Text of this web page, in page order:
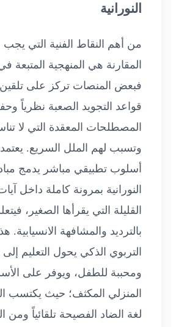
النورانية
من أهم النقاط الفنية التي يجب
المقارنة هي المنهجية المتبعة
فبعض المنصات تركز على تلقين
قواعد التجويد الصعبة نظرياً
المصطلحات المعقدة التي لا
وتسبب لهم الملل السريع.
أسلوب تطبيقي مباشر يدمج
النورانية بمرونة كاملة داخل
القليلة التي يقرأها الصغير،
بالترديد والمشافهة الانسيابية.
التربوي الذكي يحول التعليم
ومحببة للطفل، ويوفر على
المنزلي المكثف؛ حيث يكتسب
لغة الضاد الفصيحة تلقائياً ومن